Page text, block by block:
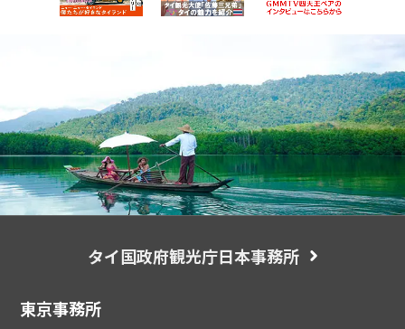
タイ国政府観光庁日本事務所
東京事務所